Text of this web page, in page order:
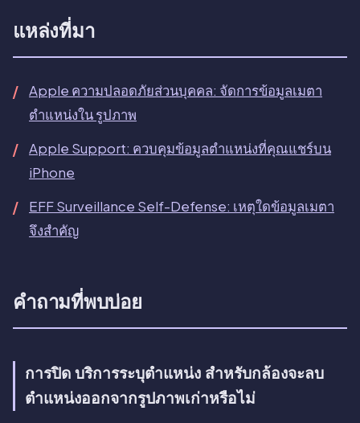
แหล่งที่มา
Apple ความปลอดภัยส่วนบุคคล: จัดการข้อมูลเมตา
ตำแหน่งใน รูปภาพ
Apple Support: ควบคุมข้อมูลตำแหน่งที่คุณแชร์บน
iPhone
EFF Surveillance Self-Defense: เหตุใดข้อมูลเมตา
จึงสำคัญ
คำถามที่พบบ่อย
การปิด บริการระบุตำแหน่ง สำหรับกล้องจะลบ
ตำแหน่งออกจากรูปภาพเก่าหรือไม่